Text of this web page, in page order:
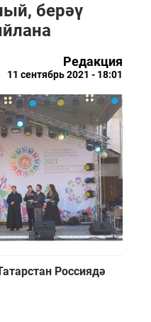
берәү
Редакция
11 сентябрь 2021 - 18:01
Россиядә